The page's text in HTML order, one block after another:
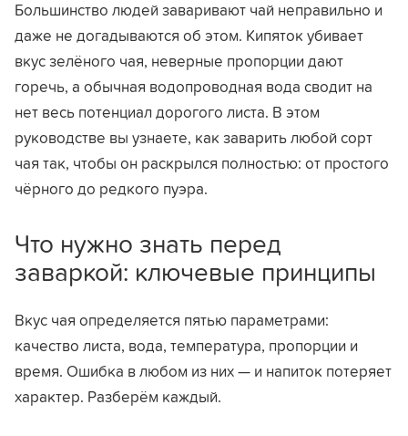
Большинство людей заваривают чай неправильно и
даже не догадываются об этом. Кипяток убивает
вкус зелёного чая, неверные пропорции дают
горечь, а обычная водопроводная вода сводит на
нет весь потенциал дорогого листа. В этом
руководстве вы узнаете, как заварить любой сорт
чая так, чтобы он раскрылся полностью: от простого
чёрного до редкого пуэра.
Что нужно знать перед
заваркой: ключевые принципы
Вкус чая определяется пятью параметрами:
качество листа, вода, температура, пропорции и
время. Ошибка в любом из них — и напиток потеряет
характер. Разберём каждый.